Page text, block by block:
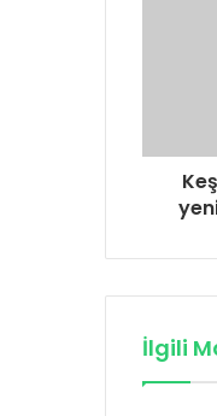
İlgili